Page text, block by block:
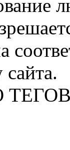
сайта.
ТЕГОВ